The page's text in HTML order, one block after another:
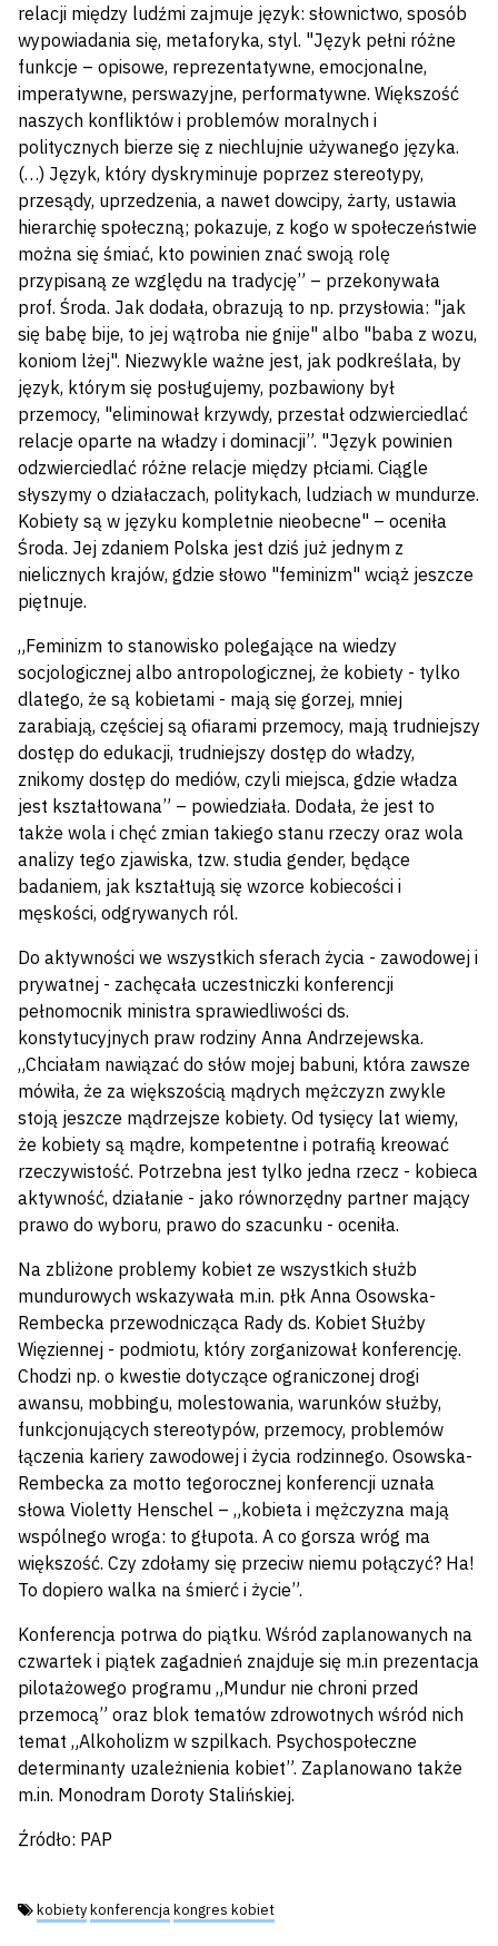
relacji między ludźmi zajmuje język: słownictwo, sposób
wypowiadania się, metaforyka, styl. "Język pełni różne
funkcje – opisowe, reprezentatywne, emocjonalne,
imperatywne, perswazyjne, performatywne. Większość
naszych konfliktów i problemów moralnych i
politycznych bierze się z niechlujnie używanego języka.
(…) Język, który dyskryminuje poprzez stereotypy,
przesądy, uprzedzenia, a nawet dowcipy, żarty, ustawia
hierarchię społeczną; pokazuje, z kogo w społeczeństwie
można się śmiać, kto powinien znać swoją rolę
przypisaną ze względu na tradycję” – przekonywała
prof. Środa. Jak dodała, obrazują to np. przysłowia: "jak
się babę bije, to jej wątroba nie gnije" albo "baba z wozu,
koniom lżej". Niezwykle ważne jest, jak podkreślała, by
język, którym się posługujemy, pozbawiony był
przemocy, "eliminował krzywdy, przestał odzwierciedlać
relacje oparte na władzy i dominacji”. "Język powinien
odzwierciedlać różne relacje między płciami. Ciągle
słyszymy o działaczach, politykach, ludziach w mundurze.
Kobiety są w języku kompletnie nieobecne" – oceniła
Środa. Jej zdaniem Polska jest dziś już jednym z
nielicznych krajów, gdzie słowo "feminizm" wciąż jeszcze
piętnuje.
„Feminizm to stanowisko polegające na wiedzy
socjologicznej albo antropologicznej, że kobiety - tylko
dlatego, że są kobietami - mają się gorzej, mniej
zarabiają, częściej są ofiarami przemocy, mają trudniejszy
dostęp do edukacji, trudniejszy dostęp do władzy,
znikomy dostęp do mediów, czyli miejsca, gdzie władza
jest kształtowana” – powiedziała. Dodała, że jest to
także wola i chęć zmian takiego stanu rzeczy oraz wola
analizy tego zjawiska, tzw. studia gender, będące
badaniem, jak kształtują się wzorce kobiecości i
męskości, odgrywanych ról.
Do aktywności we wszystkich sferach życia - zawodowej i
prywatnej - zachęcała uczestniczki konferencji
pełnomocnik ministra sprawiedliwości ds.
konstytucyjnych praw rodziny Anna Andrzejewska.
„Chciałam nawiązać do słów mojej babuni, która zawsze
mówiła, że za większością mądrych mężczyzn zwykle
stoją jeszcze mądrzejsze kobiety. Od tysięcy lat wiemy,
że kobiety są mądre, kompetentne i potrafią kreować
rzeczywistość. Potrzebna jest tylko jedna rzecz - kobieca
aktywność, działanie - jako równorzędny partner mający
prawo do wyboru, prawo do szacunku - oceniła.
Na zbliżone problemy kobiet ze wszystkich służb
mundurowych wskazywała m.in. płk Anna Osowska-
Rembecka przewodnicząca Rady ds. Kobiet Służby
Więziennej - podmiotu, który zorganizował konferencję.
Chodzi np. o kwestie dotyczące ograniczonej drogi
awansu, mobbingu, molestowania, warunków służby,
funkcjonujących stereotypów, przemocy, problemów
łączenia kariery zawodowej i życia rodzinnego. Osowska-
Rembecka za motto tegorocznej konferencji uznała
słowa Violetty Henschel – „kobieta i mężczyzna mają
wspólnego wroga: to głupota. A co gorsza wróg ma
większość. Czy zdołamy się przeciw niemu połączyć? Ha!
To dopiero walka na śmierć i życie”.
Konferencja potrwa do piątku. Wśród zaplanowanych na
czwartek i piątek zagadnień znajduje się m.in prezentacja
pilotażowego programu „Mundur nie chroni przed
przemocą” oraz blok tematów zdrowotnych wśród nich
temat „Alkoholizm w szpilkach. Psychospołeczne
determinanty uzależnienia kobiet”. Zaplanowano także
m.in. Monodram Doroty Stalińskiej.
Źródło: PAP
Tagi:
kobietykonferencjakongres kobiet